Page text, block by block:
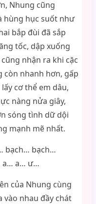
Nhung cũng
hùng hục suốt như
bắp đùi đã sắp
tốc, dập xuống
nhận ra khi cặc
còn nhanh hơn, gấp
cơ thể em dâu,
nàng nửa giây,
sóng tình dữ dội
mạnh mẽ nhất.
bạch… bạch…
a… a… ư…
của Nhung cùng
vào nhau đầy chát